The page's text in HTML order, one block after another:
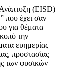
(EISD)
” που έχει σαν
για θέματα
την
ευημερίας
προστασίας
των φυσικών